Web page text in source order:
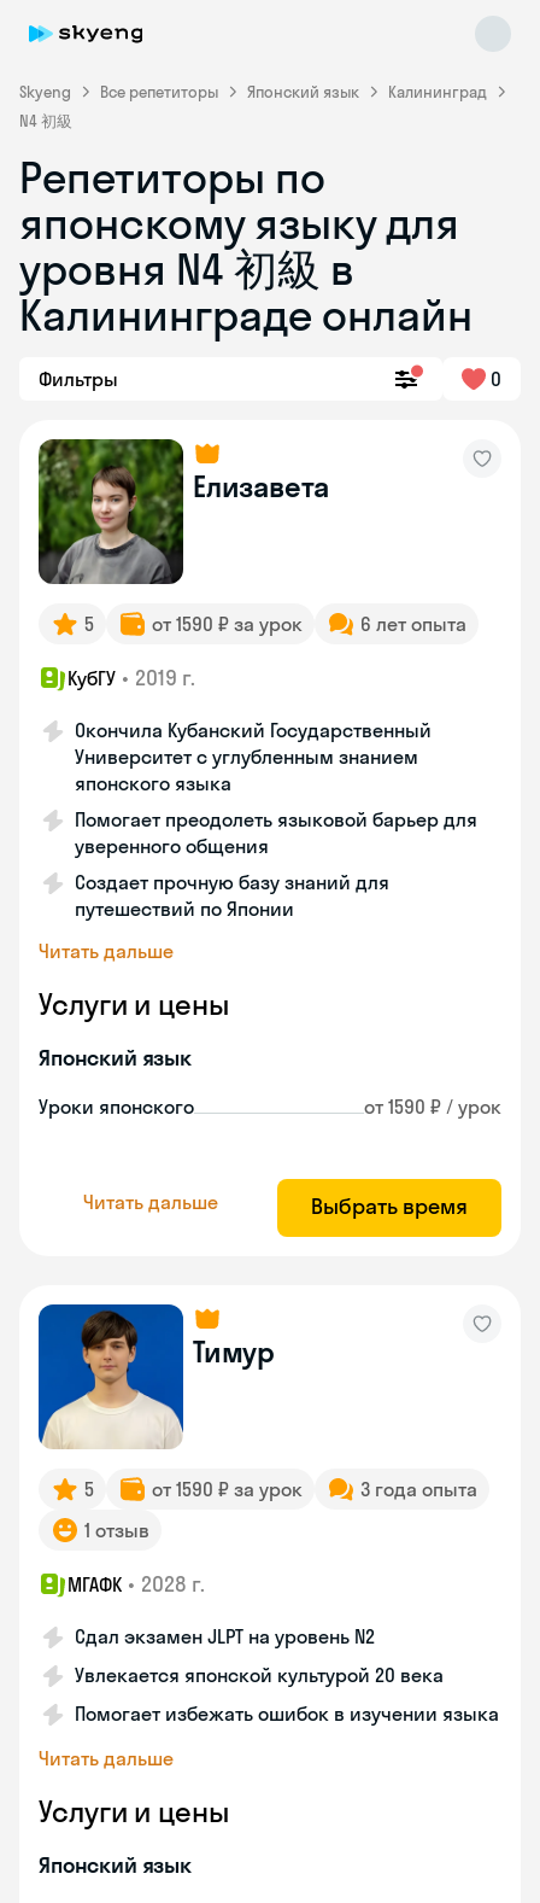
Skyeng Все репетиторы Японский язык
Калининград
N4 初級
Репетиторы по
японскому языку для
уровня N4 初級 в
Калининграде онлайн
Фильтры 0
Елизавета
5 от 1590 ₽ за урок 6 лет опыта
КубГУ • 2019 г.
Окончила Кубанский Государственный
Университет с углубленным знанием
японского языка
Помогает преодолеть языковой барьер для
уверенного общения
Создает прочную базу знаний для
путешествий по Японии
Читать дальше
Услуги и цены
Японский язык
Уроки японского от 1590 ₽ / урок
Читать дальше Выбрать время
Тимур
5 от 1590 ₽ за урок
3 года опыта
1 отзыв
МГАФК • 2028 г.
Сдал экзамен JLPT на уровень N2
Увлекается японской культурой 20 века
Помогает избежать ошибок в изучении языка
Читать дальше
Услуги и цены
Японский язык
Skyeng Chat